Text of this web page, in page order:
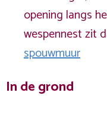
opening langs
wespennest zit
spouwmuur
In de grond